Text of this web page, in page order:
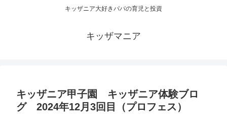
キッザニア大好きパパの育児と投資
キッザマニア
キッザニア甲子園 キッザニア体験ブロ
グ 2024年12月3回目（プロフェス）